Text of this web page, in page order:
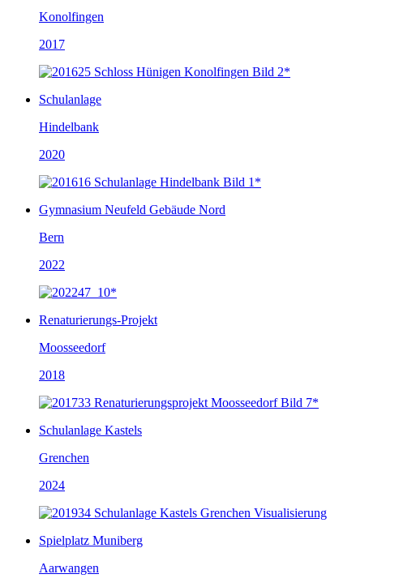
Konolfingen
2017
Schulanlage
Hindelbank
2020
Gymnasium Neufeld Gebäude Nord
Bern
2022
Renaturierungs-Projekt
Moosseedorf
2018
Schulanlage Kastels
Grenchen
2024
Spielplatz Muniberg
Aarwangen